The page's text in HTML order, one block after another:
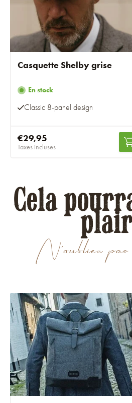
Casquette Shelby grise
En stock
Classic 8-panel design
€29,95
Taxes incluses
N'oubliez
Cela